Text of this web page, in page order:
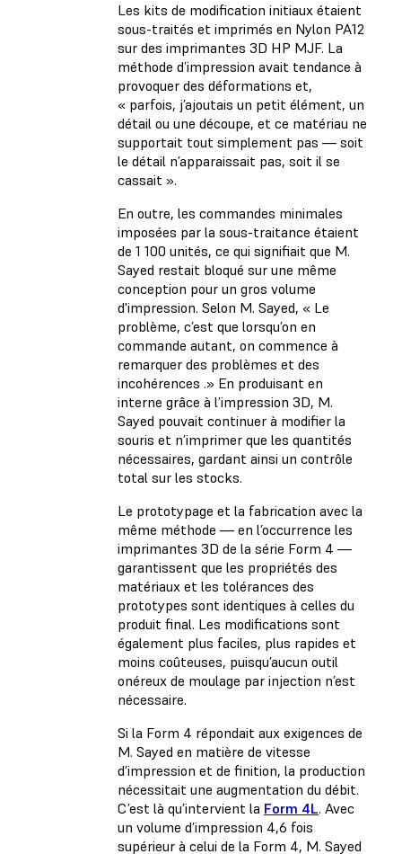
Les kits de modification initiaux étaient
sous-traités et imprimés en Nylon PA12
sur des imprimantes 3D HP MJF. La
méthode d’impression avait tendance à
provoquer des déformations et,
« parfois, j’ajoutais un petit élément, un
détail ou une découpe, et ce matériau ne
supportait tout simplement pas — soit
le détail n’apparaissait pas, soit il se
cassait ».
En outre, les commandes minimales
imposées par la sous-traitance étaient
de 1 100 unités, ce qui signifiait que M.
Sayed restait bloqué sur une même
conception pour un gros volume
d'impression. Selon M. Sayed, « Le
problème, c’est que lorsqu’on en
commande autant, on commence à
remarquer des problèmes et des
incohérences .» En produisant en
interne grâce à l’impression 3D, M.
Sayed pouvait continuer à modifier la
souris et n’imprimer que les quantités
nécessaires, gardant ainsi un contrôle
total sur les stocks.
Le prototypage et la fabrication avec la
même méthode — en l’occurrence les
imprimantes 3D de la série Form 4 —
garantissent que les propriétés des
matériaux et les tolérances des
prototypes sont identiques à celles du
produit final. Les modifications sont
également plus faciles, plus rapides et
moins coûteuses, puisqu’aucun outil
onéreux de moulage par injection n’est
nécessaire.
Si la Form 4 répondait aux exigences de
M. Sayed en matière de vitesse
d’impression et de finition, la production
nécessitait une augmentation du débit.
C’est là qu’intervient la Form 4L. Avec
un volume d’impression 4,6 fois
supérieur à celui de la Form 4, M. Sayed